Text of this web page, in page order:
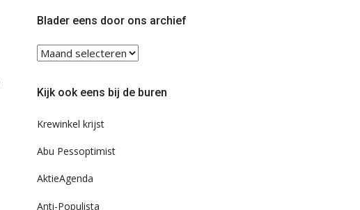
TwitterFacebook
Blader eens door ons archief
Blader
eens
ons
Kijk ook eens bij de buren
Krewinkel krijst
Abu Pessoptimist
AktieAgenda
Anti-Populista